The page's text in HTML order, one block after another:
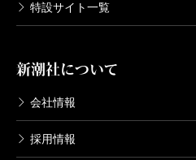
特設サイト一覧
新潮社について
会社情報
採用情報